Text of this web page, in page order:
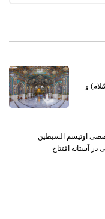
و
اوتیسم السبطین
آستانه افتتاح